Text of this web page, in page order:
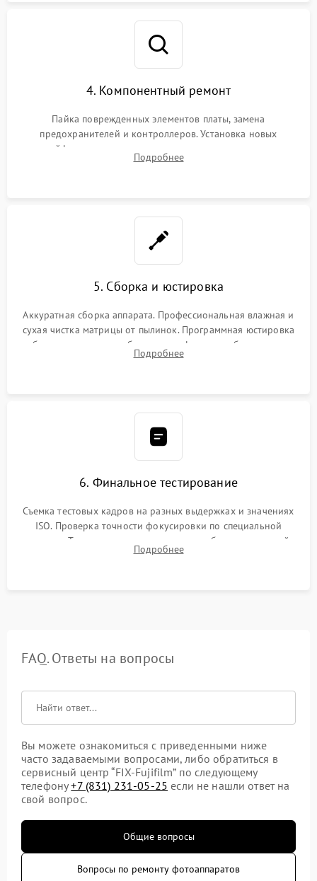
4. Компонентный ремонт
Пайка поврежденных элементов платы, замена
предохранителей и контроллеров. Установка новых
шлейфов, дисплея, механизма затвора или двигателя
автофокуса. Восстановление геометрии тубуса объектива
Подробнее
5. Сборка и юстировка
Аккуратная сборка аппарата. Профессиональная влажная и
сухая чистка матрицы от пылинок. Программная юстировка
рабочего отрезка, калибровка автофокуса, стабилизатора и
экспозамера с помощью сервисного ПО.
Подробнее
6. Финальное тестирование
Съемка тестовых кадров на разных выдержках и значениях
ISO. Проверка точности фокусировки по специальной
мишени. Тест записи на карту памяти, работы встроенной
вспышки, микрофона и всех кнопок управления.
Подробнее
FAQ. Ответы на вопросы
Вы можете ознакомиться с приведенными ниже
часто задаваемыми вопросами, либо обратиться в
сервисный центр “FIX-Fujifilm” по следующему
телефону+7 (831) 231-05-25 если не нашли ответ на
свой вопрос.
Общие вопросы
Вопросы по ремонту фотоаппаратов